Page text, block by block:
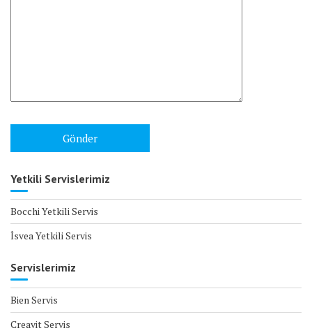
Yetkili Servislerimiz
Bocchi Yetkili Servis
İsvea Yetkili Servis
Servislerimiz
Bien Servis
Creavit Servis